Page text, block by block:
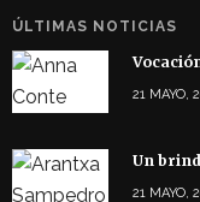
ÚLTIMAS NOTICIAS
21 MAYO,
Un
21 MAYO,